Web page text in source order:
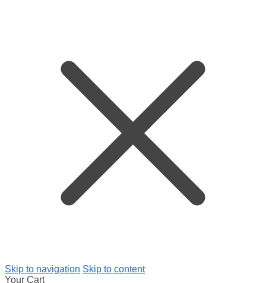
Skip to navigation Skip to content
Your Cart